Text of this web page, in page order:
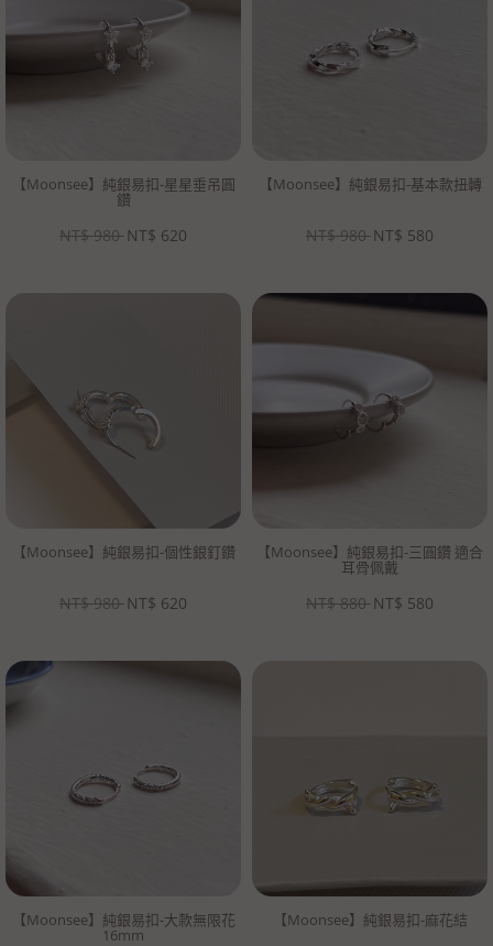
【Moonsee】純銀易扣-星星垂吊圓
鑽
NT$ 980 NT$ 620
【Moonsee】純銀易扣-基本款扭轉
NT$ 980 NT$ 580
【Moonsee】純銀易扣-個性銀釘鑽
NT$ 980 NT$ 620
【Moonsee】純銀易扣-三圓鑽 適合
耳骨佩戴
NT$ 880 NT$ 580
【Moonsee】純銀易扣-大款無限花
16mm
【Moonsee】純銀易扣-麻花結